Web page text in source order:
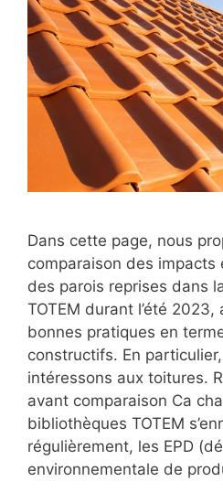
Dans cette page, nous
comparaison des impacts
des parois reprises dans
TOTEM durant l’été 2023,
bonnes pratiques en
constructifs. En
intéressons aux toitures.
avant comparaison Ca
bibliothèques TOTEM
régulièrement, les EPD
environnementale de